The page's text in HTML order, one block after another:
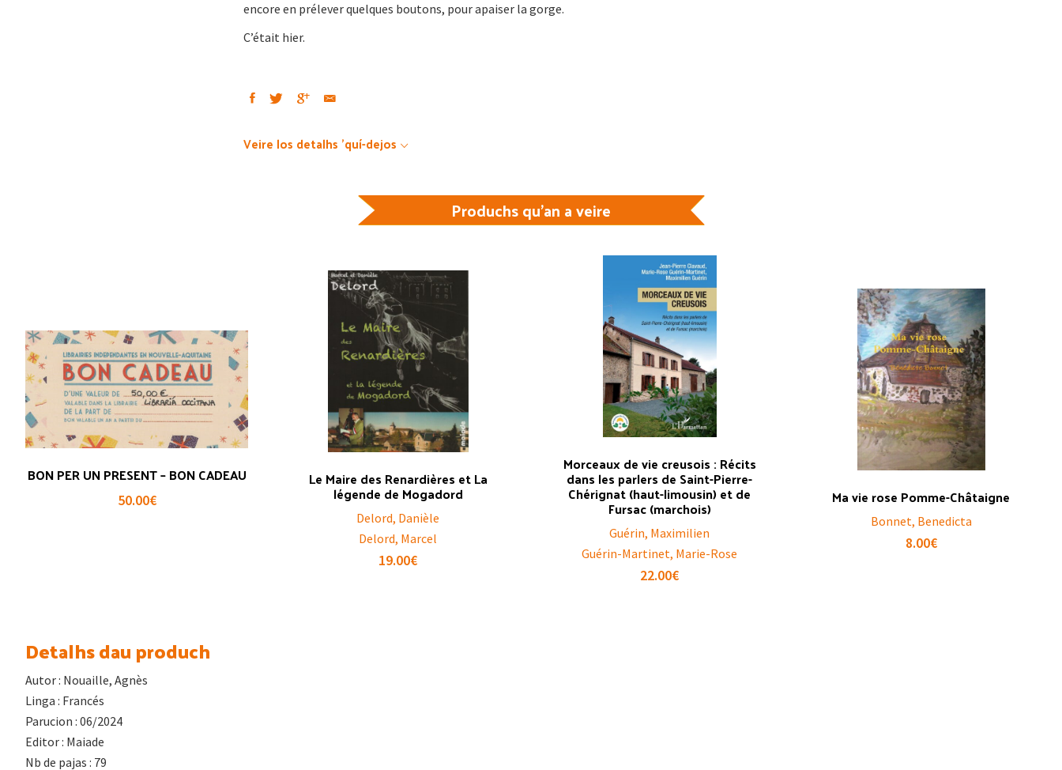
encore en prélever quelques boutons, pour apaiser la gorge.
C’était hier.
Veire los detalhs 'quí-dejos
Produchs qu'an a veire
BON PER UN PRESENT – BON CADEAU
50.00€
Le Maire des Renardières et La
légende de Mogadord
Delord, Danièle
Delord, Marcel
19.00€
Morceaux de vie creusois : Récits
dans les parlers de Saint-Pierre-
Chérignat (haut-limousin) et de
Fursac (marchois)
Guérin, Maximilien
Guérin-Martinet, Marie-Rose
22.00€
Ma vie rose Pomme-Châtaigne
Bonnet, Benedicta
8.00€
Detalhs dau produch
Autor : Nouaille, Agnès
Linga : Francés
Parucion : 06/2024
Editor : Maiade
Nb de pajas : 79